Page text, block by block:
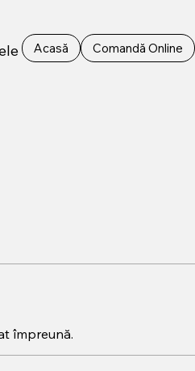
Acasă Comandă Online
împreună.